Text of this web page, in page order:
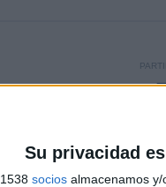
Su privacidad
socios almacenamos
DE